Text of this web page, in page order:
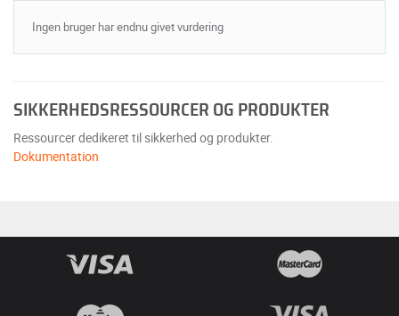
Ingen bruger har endnu givet vurdering
SIKKERHEDSRESSOURCER OG PRODUKTER
Ressourcer dedikeret til sikkerhed og produkter.
Dokumentation